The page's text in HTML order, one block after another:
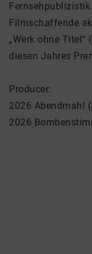
Filmschaffende
„Werk ohne
diesen Jahres
Producer:
2026 Abendmahl
2026